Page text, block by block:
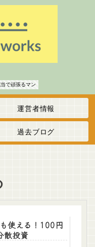
で頑張るマン
運営者情報
過去ブログ
使える！100円
散投資